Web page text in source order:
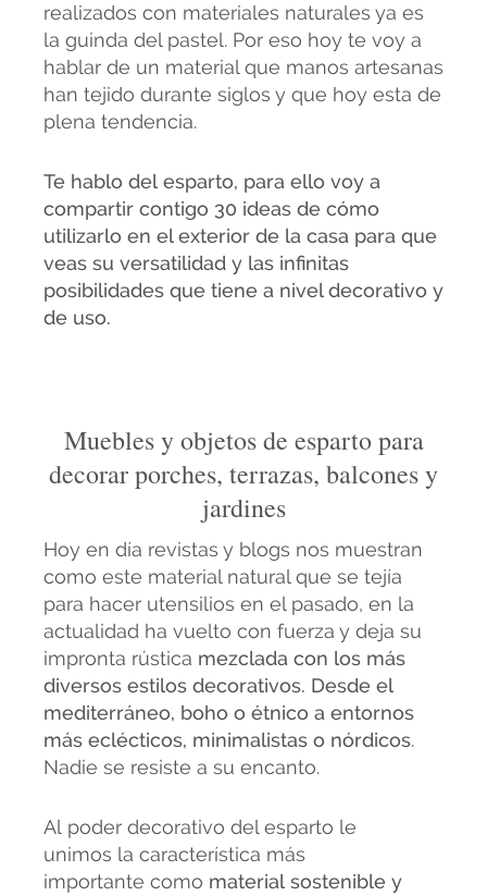
realizados con materiales naturales ya es
la guinda del pastel. Por eso hoy te voy a
hablar de un material que manos artesanas
han tejido durante siglos y que hoy esta de
plena tendencia.
Te hablo del esparto, para ello voy a
compartir contigo 30 ideas de cómo
utilizarlo en el exterior de la casa para que
veas su versatilidad y las infinitas
posibilidades que tiene a nivel decorativo y
de uso.
Muebles y objetos de esparto para
decorar porches, terrazas, balcones y
jardines
Hoy en día revistas y blogs nos muestran
como este material natural que se tejía
para hacer utensilios en el pasado, en la
actualidad ha vuelto con fuerza y deja su
impronta rústica mezclada con los más
diversos estilos decorativos. Desde el
mediterráneo, boho o étnico a entornos
más eclécticos, minimalistas o nórdicos.
Nadie se resiste a su encanto.
Al poder decorativo del esparto le
unimos la característica más
importante como material sostenible y